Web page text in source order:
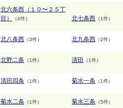
北六条西（１０〜２５丁
目）
（4件） 北七条西 （1件）
北八条西 （3件） 北九条西 （2件）
北野二条 （1件） 清田 （1件）
清田四条 （1件） 菊水一条 （1件）
菊水二条 （1件） 菊水三条 （5件）